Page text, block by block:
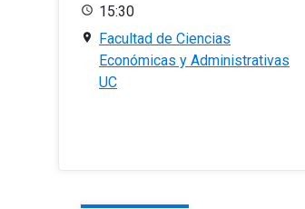
15:30
Facultad de Ciencias
Económicas y Administrativas
UC